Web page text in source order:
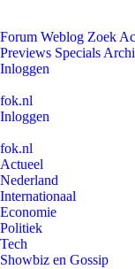
Forum Weblog Zoek
Previews Specials
Inloggen
fok.nl
Inloggen
fok.nl
Actueel
Nederland
Internationaal
Economie
Politiek
Tech
Showbiz en Gossip